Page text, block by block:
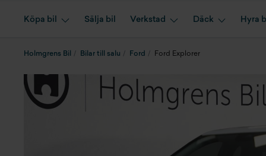
Köpa bil Sälja bil Verkstad Däck Hyra
Holmgrens Bil Bilar till salu Ford Ford Explorer